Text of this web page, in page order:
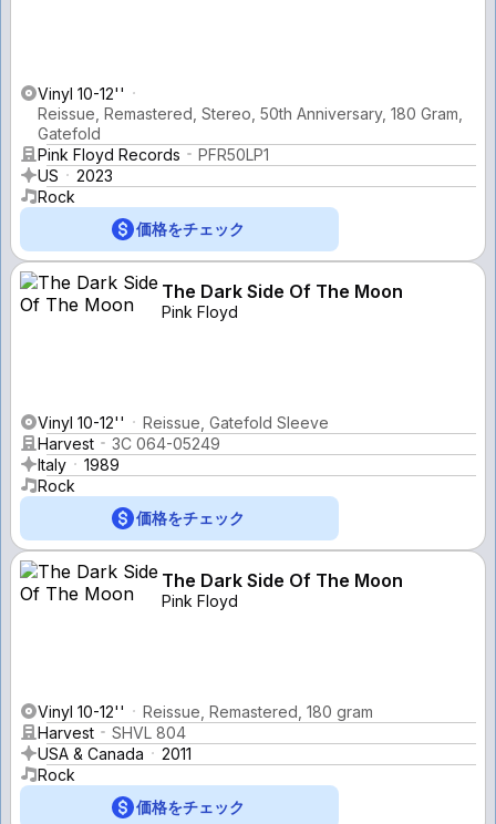
Vinyl 10-12''
Reissue, Remastered, Stereo, 50th Anniversary, 180 Gram,
Gatefold
Pink Floyd Records
PFR50LP1
US
2023
Rock
価格をチェック
The Dark Side Of The Moon
Pink Floyd
Vinyl 10-12''
Reissue, Gatefold Sleeve
Harvest
3C 064-05249
Italy
1989
Rock
価格をチェック
The Dark Side Of The Moon
Pink Floyd
Vinyl 10-12''
Reissue, Remastered, 180 gram
Harvest
SHVL 804
USA & Canada
2011
Rock
価格をチェック